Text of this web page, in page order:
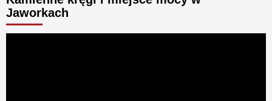
Jaworkach